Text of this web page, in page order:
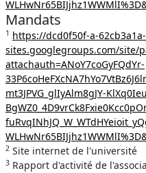
Mandats
1 https://dcd0f50f-a-
sites.googlegroups.com/site/
attachauth=ANoY7coGyFQdYr-
mt3JPVG_glIyAlm8gJY-
2 Site internet de l'université
3 Rapport d'activité de